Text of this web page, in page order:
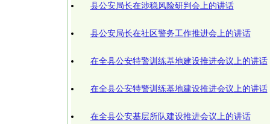
县公安局长在涉稳风险研判会上的讲话
县公安局长在社区警务工作推进会上的讲话
在全县公安特警训练基地建设推进会议上的讲话
在全县公安特警训练基地建设推进会议上的讲话
在全县公安基层所队建设推进会议上的讲话